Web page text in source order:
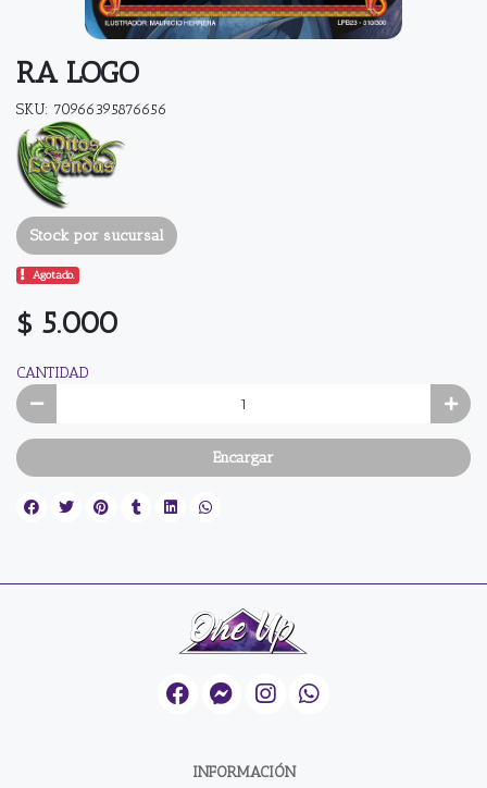
RA LOGO
SKU: 70966395876656
Stock por sucursal
Agotado.
$ 5.000
CANTIDAD
Encargar
INFORMACIÓN